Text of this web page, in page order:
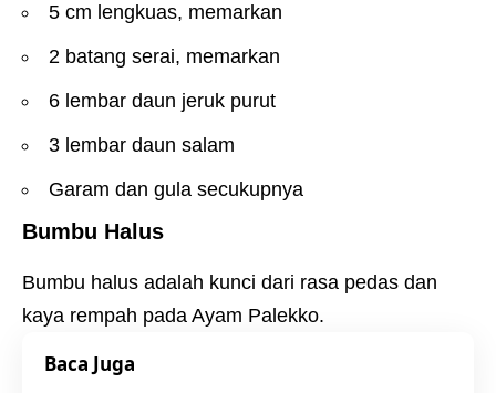
5 cm lengkuas, memarkan
2 batang serai, memarkan
6 lembar daun jeruk purut
3 lembar daun salam
Garam dan gula secukupnya
Bumbu Halus
Bumbu halus adalah kunci dari rasa pedas dan
kaya rempah pada Ayam Palekko.
Baca Juga